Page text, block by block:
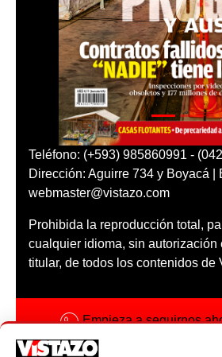
Teléfono: (+593) 985860991 -
Dirección: Aguirre 734 y Boyacá |
webmaster@vistazo.com
Prohibida la reproducción total,
cualquier idioma, sin autorización
titular, de todos los contenidos de
Empieza a seguirnos